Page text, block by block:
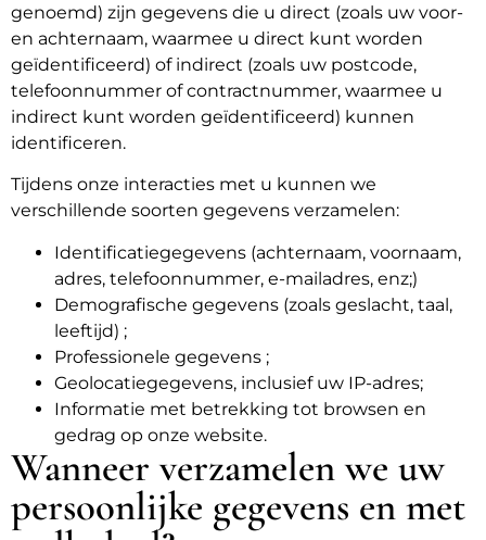
genoemd) zijn gegevens die u direct (zoals uw voor-
en achternaam, waarmee u direct kunt worden
geïdentificeerd) of indirect (zoals uw postcode,
telefoonnummer of contractnummer, waarmee u
indirect kunt worden geïdentificeerd) kunnen
identificeren.
Tijdens onze interacties met u kunnen we
verschillende soorten gegevens verzamelen:
Identificatiegegevens (achternaam, voornaam,
adres, telefoonnummer, e-mailadres, enz;)
Demografische gegevens (zoals geslacht, taal,
leeftijd) ;
Professionele gegevens ;
Geolocatiegegevens, inclusief uw IP-adres;
Informatie met betrekking tot browsen en
gedrag op onze website.
Wanneer verzamelen we uw
persoonlijke gegevens en met